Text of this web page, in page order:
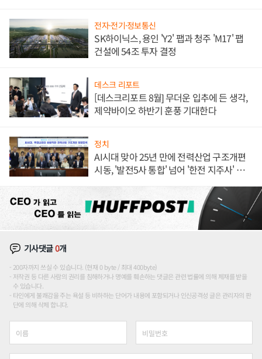
전자·전기·정보통신
SK하이닉스, 용인 'Y2' 팹과 청주 'M17' 팹
건설에 54조 투자 결정
데스크 리포트
[데스크리포트 8월] 무더운 입추에 든 생각,
제약바이오 하반기 훈풍 기대한다
정치
AI시대 맞아 25년 만에 전력산업 구조개편
시동, '발전5사 통합' 넘어 '한전 지주사' 재편
기사댓글0개
200자까지 쓰실 수 있습니다. (현재 0 byte / 최대 400byte)
저작권 등 다른 사람의 권리를 침해하거나 명예를 훼손하는 댓글은 관련 법률에 의해 제재를 받을
수 있습니다.
타인에게 불쾌감을 주는 욕설 등 비하하는 단어가 내용에 포함되거나 인신공격성 글은 관리자의 판
단에 의해 삭제 합니다.